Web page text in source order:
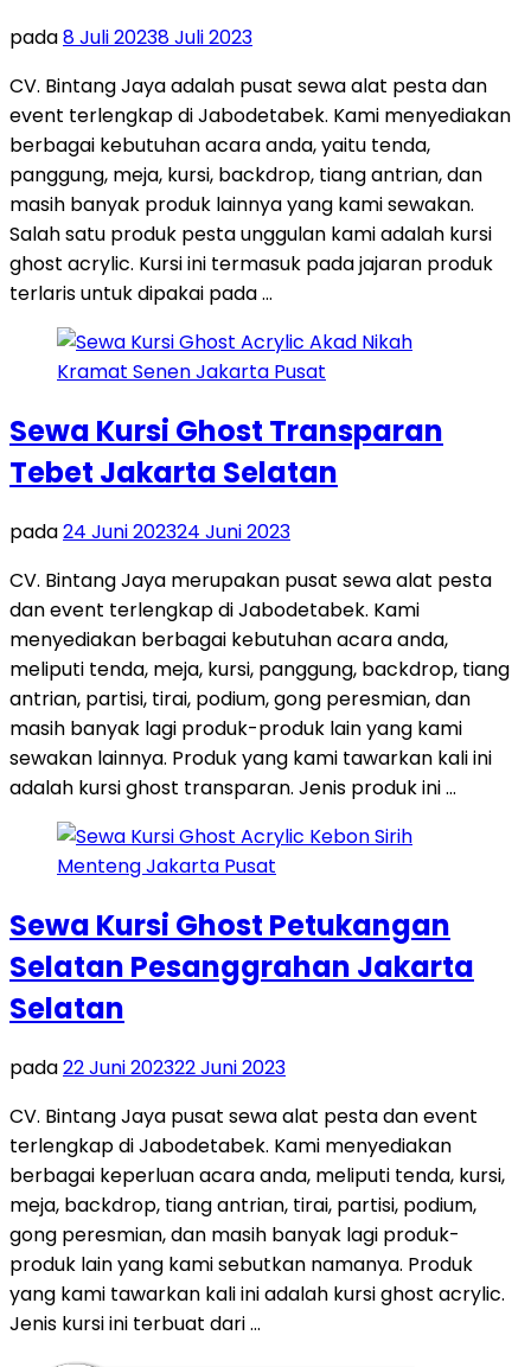
pada8 Juli 20238 Juli 2023
CV. Bintang Jaya adalah pusat sewa alat pesta dan
event terlengkap di Jabodetabek. Kami menyediakan
berbagai kebutuhan acara anda, yaitu tenda,
panggung, meja, kursi, backdrop, tiang antrian, dan
masih banyak produk lainnya yang kami sewakan.
Salah satu produk pesta unggulan kami adalah kursi
ghost acrylic. Kursi ini termasuk pada jajaran produk
terlaris untuk dipakai pada …
Sewa Kursi Ghost Transparan
Tebet Jakarta Selatan
pada24 Juni 202324 Juni 2023
CV. Bintang Jaya merupakan pusat sewa alat pesta
dan event terlengkap di Jabodetabek. Kami
menyediakan berbagai kebutuhan acara anda,
meliputi tenda, meja, kursi, panggung, backdrop, tiang
antrian, partisi, tirai, podium, gong peresmian, dan
masih banyak lagi produk-produk lain yang kami
sewakan lainnya. Produk yang kami tawarkan kali ini
adalah kursi ghost transparan. Jenis produk ini …
Sewa Kursi Ghost Petukangan
Selatan Pesanggrahan Jakarta
Selatan
pada22 Juni 202322 Juni 2023
CV. Bintang Jaya pusat sewa alat pesta dan event
terlengkap di Jabodetabek. Kami menyediakan
berbagai keperluan acara anda, meliputi tenda, kursi,
meja, backdrop, tiang antrian, tirai, partisi, podium,
gong peresmian, dan masih banyak lagi produk-
produk lain yang kami sebutkan namanya. Produk
yang kami tawarkan kali ini adalah kursi ghost acrylic.
Jenis kursi ini terbuat dari …